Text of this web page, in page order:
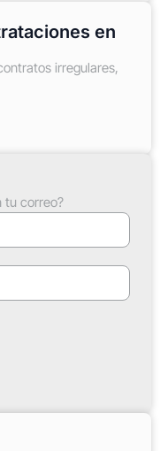
en
irregulares,
tu correo?